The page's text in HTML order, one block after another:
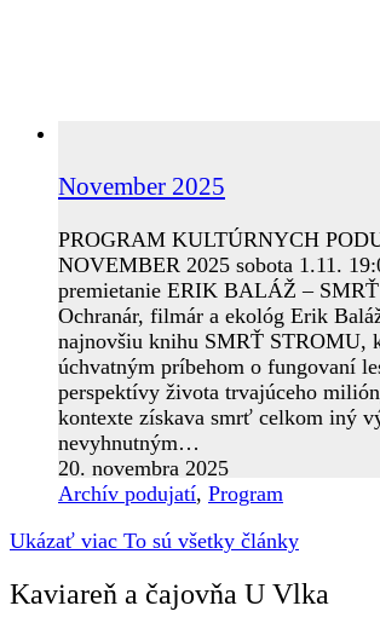
November 2025
PROGRAM KULTÚRNYCH
NOVEMBER 2025 sobota 1.11.
premietanie ERIK BALÁŽ –
Ochranár, filmár a ekológ Erik
najnovšiu knihu SMRŤ STROMU,
úchvatným príbehom o fungovaní
perspektívy života trvajúceho
kontexte získava smrť celkom iný
nevyhnutným…
20. novembra 2025
Archív podujatí, Program
Ukázať viac To sú všetky články
Kaviareň a čajovňa U Vlka